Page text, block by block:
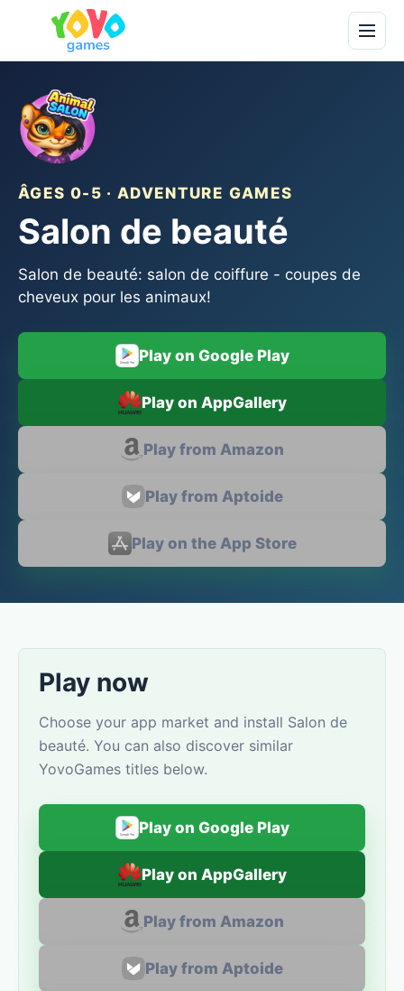
ÂGES 0-5 · ADVENTURE GAMES
Salon de beauté
Salon de beauté: salon de coiffure - coupes de
cheveux pour les animaux!
Play on Google Play
Play on AppGallery
Play from Amazon
Play from Aptoide
Play on the App Store
Play now
Choose your app market and install Salon de
beauté. You can also discover similar
YovoGames titles below.
Play on Google Play
Play on AppGallery
Play from Amazon
Play from Aptoide